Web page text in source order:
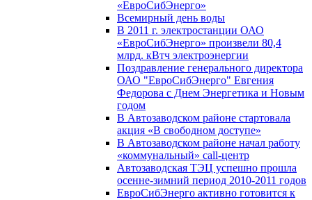
«ЕвроСибЭнерго»
Всемирный день воды
В 2011 г. электростанции ОАО
«ЕвроСибЭнерго» произвели 80,4
млрд. кВтч электроэнергии
Поздравление генерального директора
ОАО "ЕвроСибЭнерго" Евгения
Федорова с Днем Энергетика и Новым
годом
В Автозаводском районе стартовала
акция «В свободном доступе»
В Автозаводском районе начал работу
«коммунальный» call-центр
Автозаводская ТЭЦ успешно прошла
осенне-зимний период 2010-2011 годов
ЕвроСибЭнерго активно готовится к